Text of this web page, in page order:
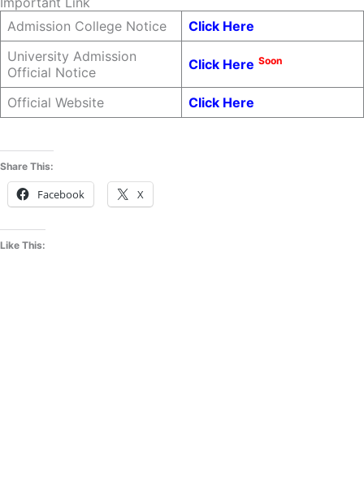
Admission College Notice
Click Here
University Admission
Official Notice
Click Here Soon
Official Website Click Here
Share This:
Facebook X
Like This: